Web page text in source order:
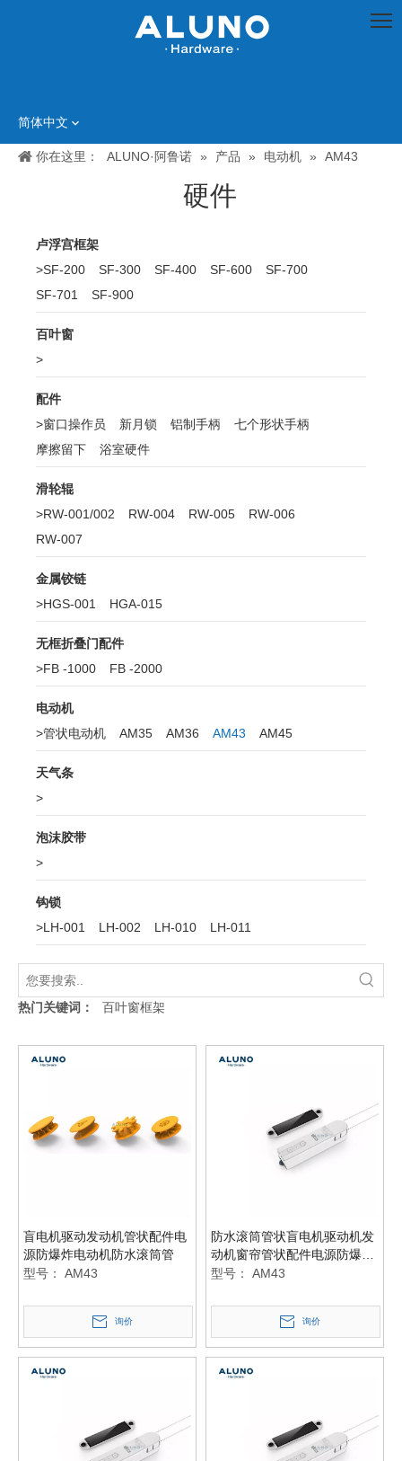
简体中文
你在这里： ALUNO·阿鲁诺 » 产品 » 电动机 » AM43
硬件
卢浮宫框架
>SF-200 SF-300 SF-400 SF-600
SF-700
SF-701
SF-900
百叶窗
>
配件
>窗口操作员 新月锁 铝制手柄
七个形状手柄
摩擦留下
浴室硬件
滑轮辊
>RW-001/002 RW-004 RW-005
RW-006
RW-007
金属铰链
>HGS-001 HGA-015
无框折叠门配件
>FB -1000 FB -2000
电动机
>管状电动机 AM35 AM36 AM43 AM45
天气条
>
泡沫胶带
>
钩锁
>LH-001 LH-002 LH-010 LH-011
热门关键词： 百叶窗框架
盲电机驱动发动机管状配件电
源防爆炸电动机防水滚筒管
型号：
AM43
询价
防水滚筒管状盲电机驱动机发
动机窗帘管状配件电源防爆炸
电动机
型号： AM43
询价